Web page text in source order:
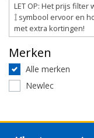
LET OP: Het prijs
symbool ervoor en
met extra kortingen!
Merken
Alle merken
Newlec